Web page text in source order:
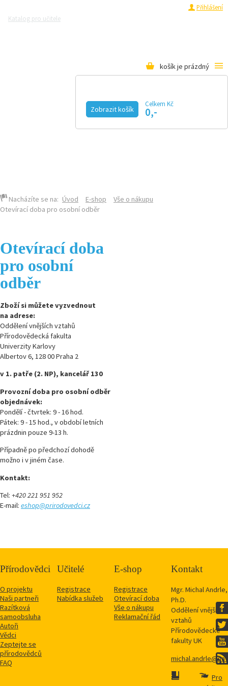
Přihlášení
Katalog pro učitele
košík je prázdný
Zobrazit košík
Celkem Kč
0,-
KALENDÁŘ AKCÍ
MAGAZÍN
Nacházíte se na: Úvod E-shop
Vše o nákupu
Otevírací doba pro osobní odběr
Otevírací doba
pro osobní
odběr
Zboží si můžete vyzvednout
na adrese:
Oddělení vnějších vztahů
Přírodovědecká fakulta
Univerzity Karlovy
Albertov 6, 128 00 Praha 2
v 1. patře (2. NP), kancelář 130
Provozní doba pro osobní odběr
objednávek:
Pondělí - čtvrtek: 9 - 16 hod.
Pátek: 9 - 15 hod., v období letních
prázdnin pouze 9-13 h.
Případně po předchozí dohodě
možno i v jiném čase.
Kontakt:
Tel: +420 221 951 952
E-mail: eshop@prirodovedci.cz
Přírodovědci
O projektu
Naši partneři
Razítková
samoobsluha
Autoři
Vědci
Zeptejte se
přírodovědců
FAQ
Učitelé
Registrace
Nabídka služeb
E-shop
Registrace
Otevírací doba
Vše o nákupu
Reklamační řád
Kontakt
Mgr. Michal Andrle,
Ph.D.
Oddělení vnějších
vztahů
Přírodovědecké
fakulty UK
Pro